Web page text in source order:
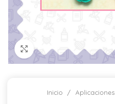
Click para agrandar
Inicio Aplicaciones